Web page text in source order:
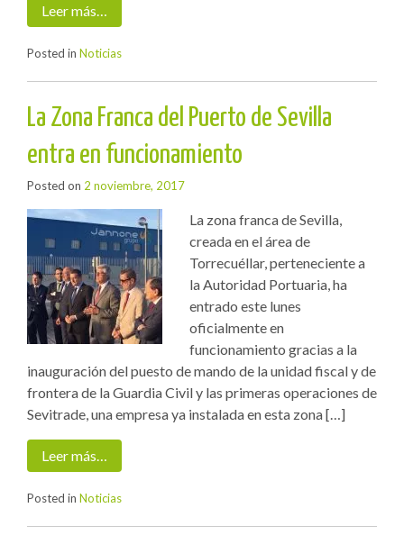
Leer más…
Posted in Noticias
La Zona Franca del Puerto de Sevilla
entra en funcionamiento
Posted on 2 noviembre, 2017
La zona franca de Sevilla,
creada en el área de
Torrecuéllar, perteneciente a
la Autoridad Portuaria, ha
entrado este lunes
oficialmente en
funcionamiento gracias a la
inauguración del puesto de mando de la unidad fiscal y de
frontera de la Guardia Civil y las primeras operaciones de
Sevitrade, una empresa ya instalada en esta zona […]
Leer más…
Posted in Noticias